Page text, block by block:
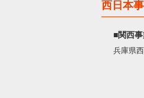
西日本
■関西
兵庫県